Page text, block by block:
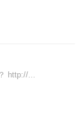
http://...